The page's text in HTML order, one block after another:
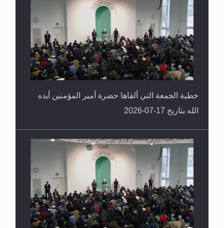
خطبة الجمعة التي ألقاها حضرة أمير المؤمنين أيده
الله بتاريخ 17-07-2026